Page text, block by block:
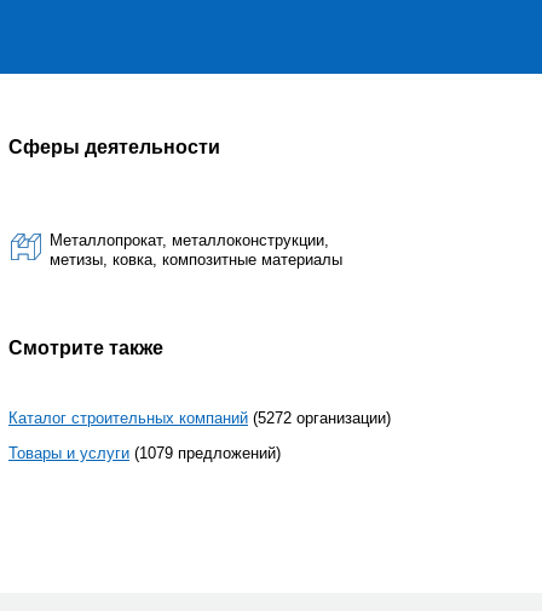
Сферы деятельности
Металлопрокат, металлоконструкции,
метизы, ковка, композитные материалы
Смотрите также
Каталог строительных компаний (5272 организации)
Товары и услуги (1079 предложений)